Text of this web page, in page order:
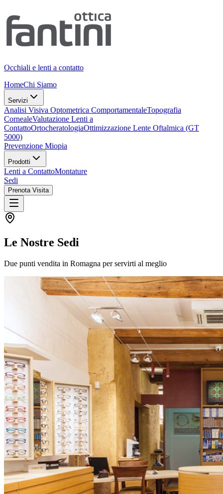
Occhiali e lenti a contatto
HomeChi Siamo
Servizi
Analisi Visiva Optometrica ComportamentaleTopografia
CornealeValutazione Lenti a
ContattoOrtocheratologiaOttimizzazione Lente Oftalmica (GT
5000)
Prevenzione Miopia
Prodotti
Lenti a ContattoMontature
Sedi
Prenota Visita
Le Nostre Sedi
Due punti vendita in Romagna per servirti al meglio